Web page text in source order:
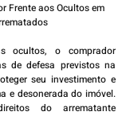
Frente aos Ocultos em
ocultos, o comprador
de defesa previstos na
seu investimento e
e desonerada do imóvel.
do arrematante